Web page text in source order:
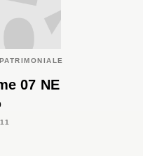
07 NE